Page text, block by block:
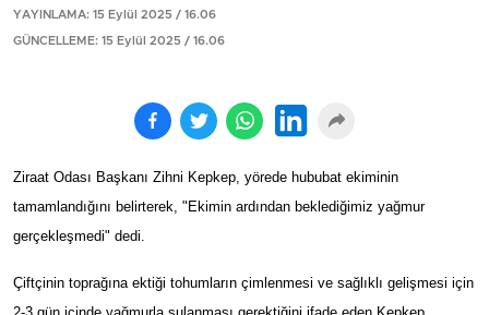
YAYINLAMA: 15 Eylül 2025 / 16.06
GÜNCELLEME: 15 Eylül 2025 / 16.06
Ziraat Odası Başkanı Zihni Kepkep, yörede hububat ekiminin
tamamlandığını belirterek, "Ekimin ardından beklediğimiz yağmur
gerçekleşmedi" dedi.
Çiftçinin toprağına ektiği tohumların çimlenmesi ve sağlıklı gelişmesi için